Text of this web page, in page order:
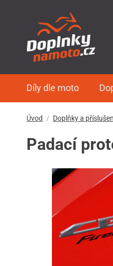
Díly dle moto
Úvod Doplňky a
Padací